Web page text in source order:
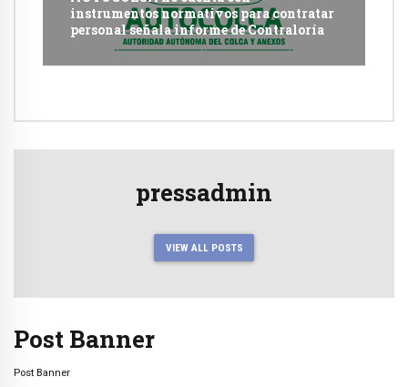
instrumentos normativos para contratar
personal señala informe de Contraloría
pressadmin
VIEW ALL POSTS
Post Banner
Post Banner